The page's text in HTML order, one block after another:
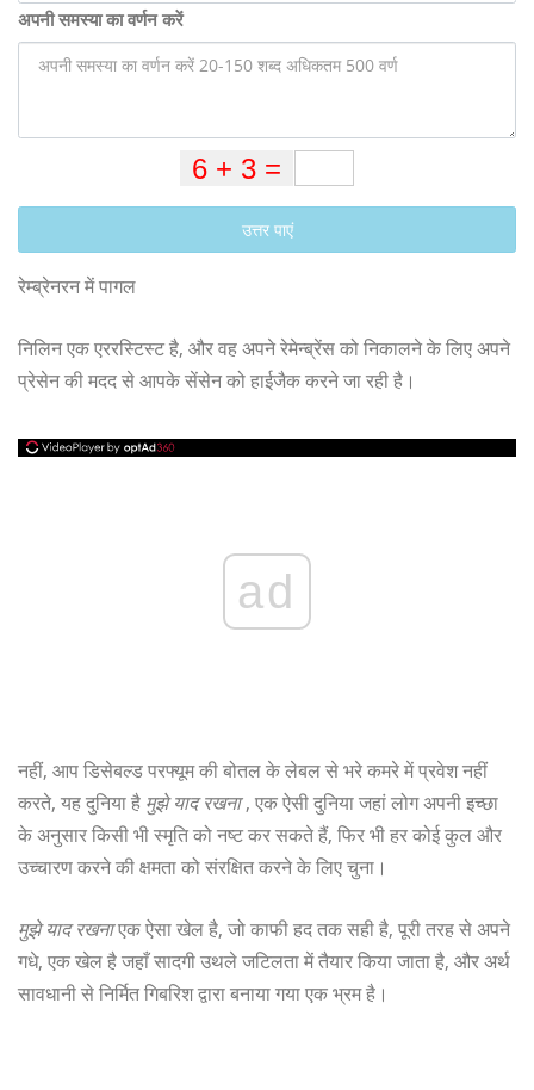
अपनी समस्या का वर्णन करें
उत्तर पाएं
रेम्ब्रेनरन में पागल
निलिन एक एररस्टिस्ट है, और वह अपने रेमेन्ब्रेंस को निकालने के लिए अपने
प्रेसेन की मदद से आपके सेंसेन को हाईजैक करने जा रही है।
ad
नहीं, आप डिसेबल्ड परफ्यूम की बोतल के लेबल से भरे कमरे में प्रवेश नहीं
करते, यह दुनिया है मुझे याद रखना, एक ऐसी दुनिया जहां लोग अपनी इच्छा
के अनुसार किसी भी स्मृति को नष्ट कर सकते हैं, फिर भी हर कोई कुल और
उच्चारण करने की क्षमता को संरक्षित करने के लिए चुना।
मुझे याद रखनाएक ऐसा खेल है, जो काफी हद तक सही है, पूरी तरह से अपने
गधे, एक खेल है जहाँ सादगी उथले जटिलता में तैयार किया जाता है, और अर्थ
सावधानी से निर्मित गिबरिश द्वारा बनाया गया एक भ्रम है।